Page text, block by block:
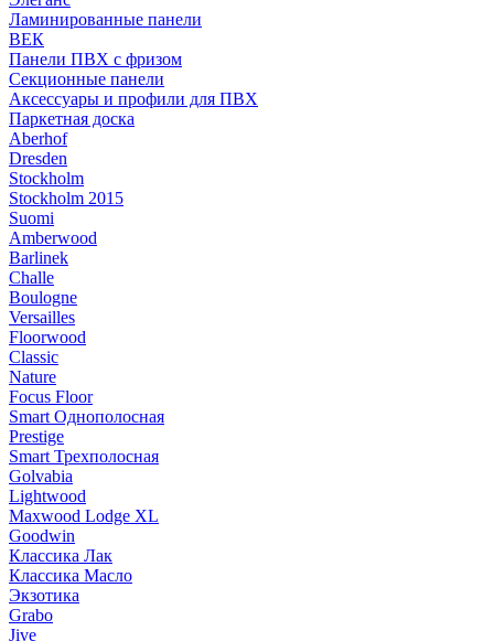
Ламинированные панели
ВЕК
Панели ПВХ с фризом
Секционные панели
Аксессуары и профили для ПВХ
Паркетная доска
Aberhof
Dresden
Stockholm
Stockholm 2015
Suomi
Amberwood
Barlinek
Challe
Boulogne
Versailles
Floorwood
Classic
Nature
Focus Floor
Smart Однополосная
Prestige
Smart Трехполосная
Golvabia
Lightwood
Maxwood Lodge XL
Goodwin
Классика Лак
Классика Масло
Экзотика
Grabo
Jive